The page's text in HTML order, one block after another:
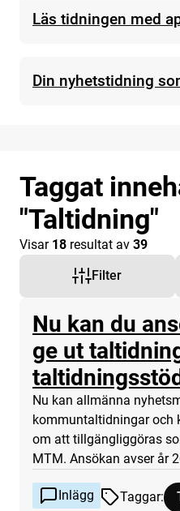
Läs tidningen med
Din nyhetstidning
Taggat
"Taltidning"
Visar 18 resultat av 39
Filter
Nu kan du
ge ut
Nu kan allmänna
kommuntaltidningar och
om att tillgängliggöras
MTM. Ansökan avser år
Inlägg Taggar: